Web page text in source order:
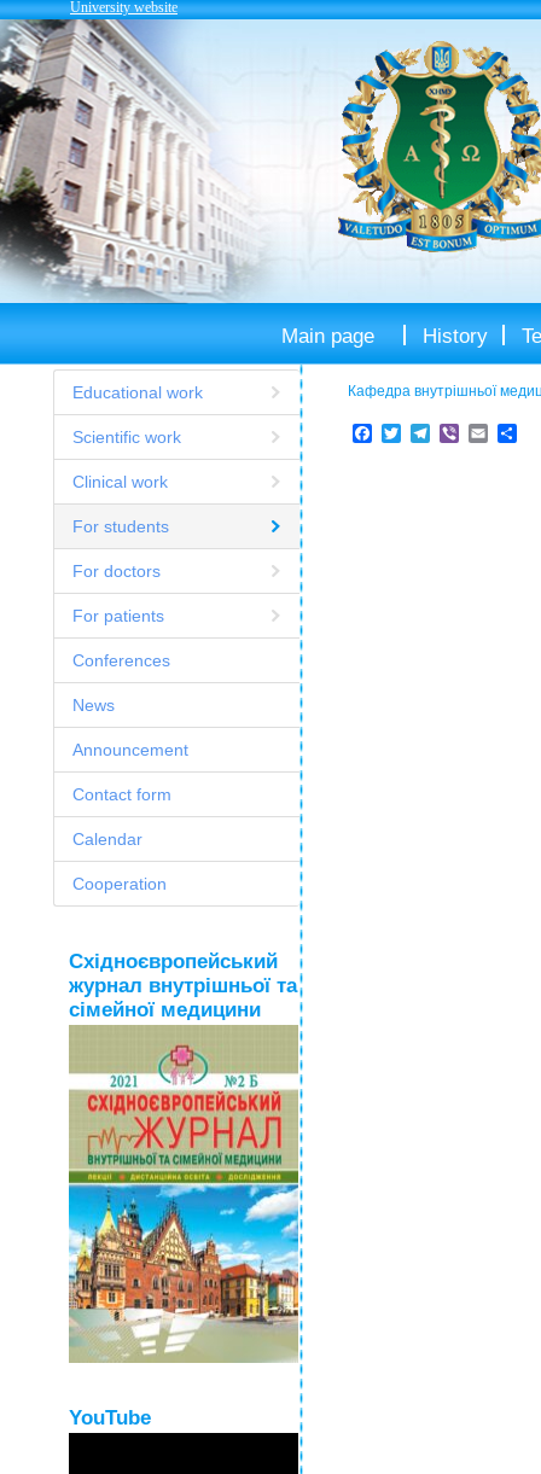
University website
Main page History
Educational work
Scientific work
Clinical work
For students
For doctors
For patients
Conferences
News
Announcement
Contact form
Calendar
Cooperation
Східноєвропейський
журнал внутрішньої та
сімейної медицини
YouTube
Кафедра внутрішньої
Facebook
TwitterTelegram
ViberEmail